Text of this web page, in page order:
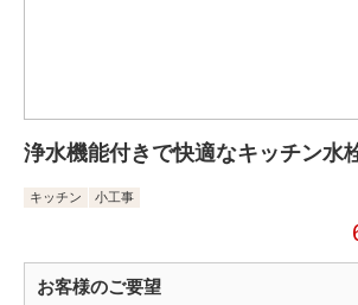
浄水機能付きで快適なキッチン水
キッチン 小工事
お客様のご要望